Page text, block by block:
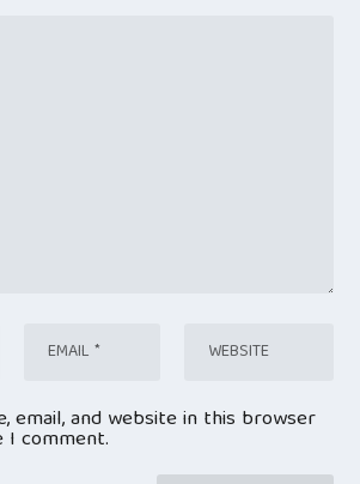
email, and website in this browser
comment.